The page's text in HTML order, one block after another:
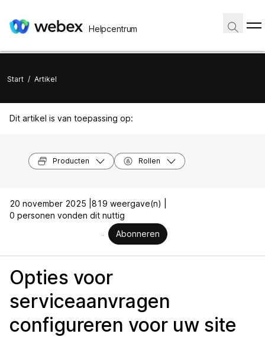
Helpcentrum
Start / Artikel
Dit artikel is van toepassing op:
Producten Rollen
20 november 2025 | 819 weergave(n) |
0 personen vonden dit nuttig
Abonneren
Opties voor
serviceaanvragen
configureren voor uw site